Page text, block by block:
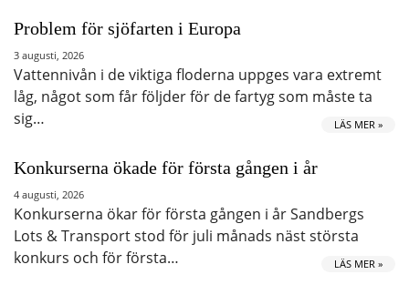
Problem för sjöfarten i Europa
3 augusti, 2026
Vattennivån i de viktiga floderna uppges vara extremt
låg, något som får följder för de fartyg som måste ta
sig…
LÄS MER »
Konkurserna ökade för första gången i år
4 augusti, 2026
Konkurserna ökar för första gången i år Sandbergs
Lots & Transport stod för juli månads näst största
konkurs och för första…
LÄS MER »